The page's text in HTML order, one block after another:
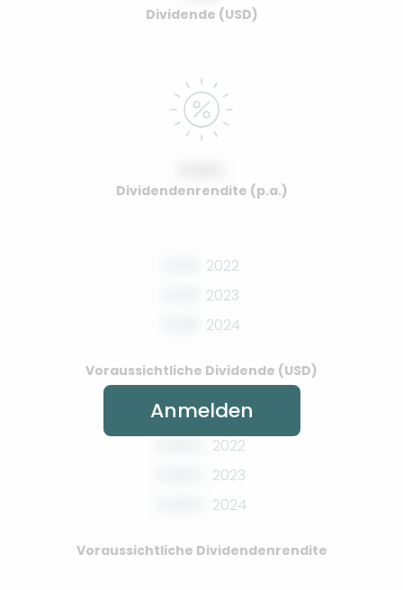
Dividende (USD)
Dividendenrendite (p.a.)
2022
2023
2024
Voraussichtliche Dividende (USD)
2022
2023
2024
Voraussichtliche Dividendenrendite
Anmelden